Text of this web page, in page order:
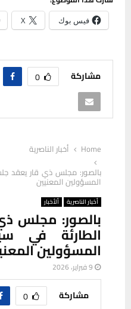
فيس بوك X
مشاركة 0
Home
أخبار الناصرية
بالصور: مجلس ذي قار يعقد
المسؤولين المعنيين
أخبار الناصرية ألأخبار
بالصور: مجلس
الطارئة في
المسؤولين
9 فبراير، 2026
مشاركة 0